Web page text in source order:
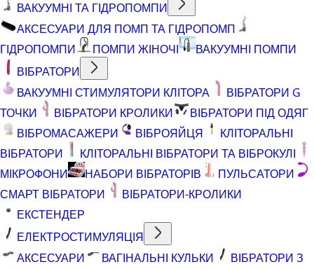
ВАКУУМНІ ТА ГІДРОПОМПИ
АКСЕСУАРИ ДЛЯ ПОМП ТА ГІДРОПОМП
ГІДРОПОМПИ
ПОМПИ ЖІНОЧІ
ВАКУУМНІ ПОМПИ
ВІБРАТОРИ
ВАКУУМНІ СТИМУЛЯТОРИ КЛІТОРА
ВІБРАТОРИ G
ТОЧКИ
ВІБРАТОРИ КРОЛИКИ
ВІБРАТОРИ ПІД ОДЯГ
ВІБРОМАСАЖЕРИ
ВІБРОЯЙЦЯ
КЛІТОРАЛЬНІ
ВІБРАТОРИ
КЛІТОРАЛЬНІ ВІБРАТОРИ ТА ВІБРОКУЛІ
МІКРОФОНИ
НАБОРИ ВІБРАТОРІВ
ПУЛЬСАТОРИ
СМАРТ ВІБРАТОРИ
ВІБРАТОРИ-КРОЛИКИ
ЕКСТЕНДЕР
ЕЛЕКТРОСТИМУЛЯЦІЯ
АКСЕСУАРИ
ВАГІНАЛЬНІ КУЛЬКИ
ВІБРАТОРИ З